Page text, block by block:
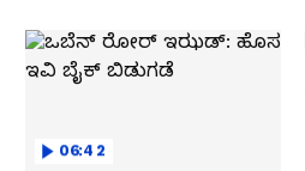
06:42